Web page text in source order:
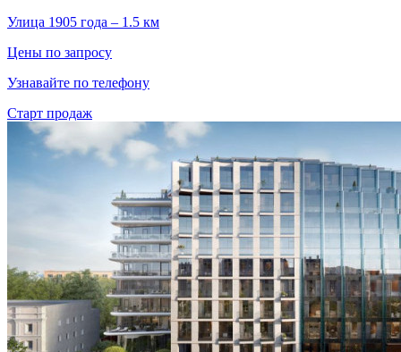
Улица 1905 года – 1.5 км
Цены по запросу
Узнавайте по телефону
Старт продаж